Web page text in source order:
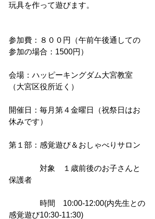
玩具を作って遊びます。
参加費：８００円（午前午後通しての
参加の場合：1500円）
会場：ハッピーキングダム大宮教室
（大宮区役所近く）
開催日：毎月第４金曜日（祝祭日はお
休みです）
第１部：感覚遊び＆おしゃべりサロン
対象　１歳前後のお子さんと
保護者
時間　10:00-12:00(内先生との
感覚遊び10:30-11:30)